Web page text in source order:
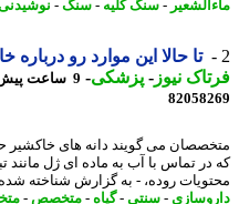
-سنگ کلیه-سنگ-نوشیدنی-
تا حالا این موارد رو درباره
نیوز-پزشکی-9 ساعت پیش - دوشنبه 19 مرداد 1405، 00:55
می گویند دانه های خاکشیر حاوی
تماس با آب به ماده ای ژل مانند
روده، - به گزارش شناخته شده ...
- سنتی-گیاه-متخصص-